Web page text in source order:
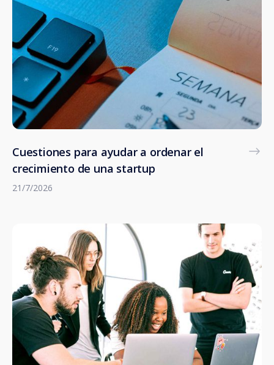
Cuestiones para ayudar a ordenar el
crecimiento de una startup
21/7/2026